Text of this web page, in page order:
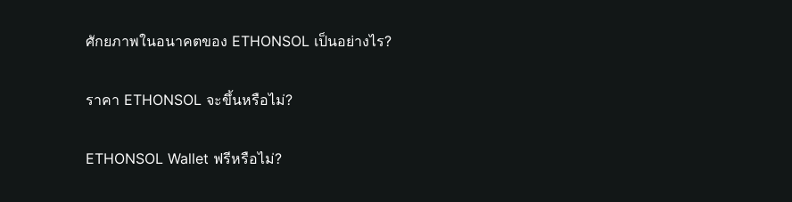
ศักยภาพในอนาคตของ ETHONSOL เป็นอย่างไร?
ราคา ETHONSOL จะขึ้นหรือไม่?
ETHONSOL Wallet ฟรีหรือไม่?